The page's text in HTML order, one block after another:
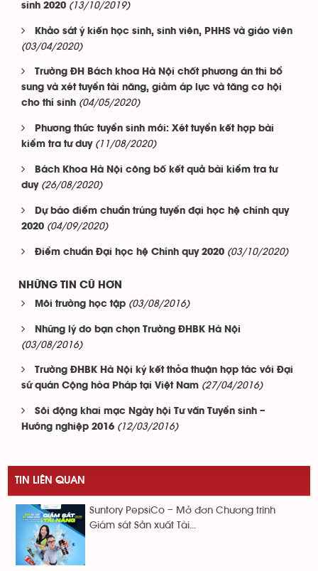
sinh 2020 (13/10/2019)
Khảo sát ý kiến học sinh, sinh viên, PHHS và giáo viên
(03/04/2020)
Trường ĐH Bách khoa Hà Nội chốt phương án thi bổ
sung và xét tuyển tài năng, giảm áp lực và tăng cơ hội
cho thí sinh (04/05/2020)
Phương thức tuyển sinh mới: Xét tuyển kết hợp bài
kiểm tra tư duy (11/08/2020)
Bách Khoa Hà Nội công bố kết quả bài kiểm tra tư
duy (26/08/2020)
Dự báo điểm chuẩn trúng tuyển đại học hệ chính quy
2020 (04/09/2020)
Điểm chuẩn Đại học hệ Chính quy 2020 (03/10/2020)
NHỮNG TIN CŨ HƠN
Môi trường học tập (03/08/2016)
Những lý do bạn chọn Trường ĐHBK Hà Nội
(03/08/2016)
Trường ĐHBK Hà Nội ký kết thỏa thuận hợp tác với Đại
sứ quán Cộng hòa Pháp tại Việt Nam (27/04/2016)
Sôi động khai mạc Ngày hội Tư vấn Tuyển sinh –
Hướng nghiệp 2016 (12/03/2016)
TIN LIÊN QUAN
Suntory PepsiCo – Mở đơn Chương trình
Giám sát Sản xuất Tài...